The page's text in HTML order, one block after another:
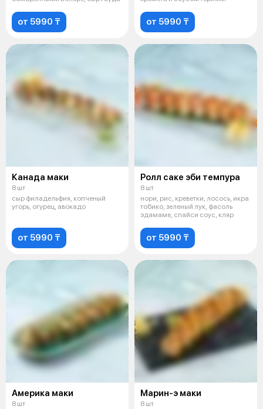
от 5990 ₸ от 5990 ₸
Канада маки
8 шт
сыр филадельфия, копченый
угорь, огурец, авокадо
от 5990 ₸
Ролл саке эби темпура
8 шт
нори, рис, креветки, лосось, икра
тобико, зеленый лук, фасоль
эдамаме, спайси соус, кляр
от 5990 ₸
Америка маки
8 шт
Марин-э маки
8 шт